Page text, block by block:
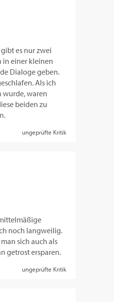
es nur zwei
in einer kleinen
Dialoge geben.
Als ich
wurde, waren
beiden zu
ungeprüfte Kritik
noch langweilig.
sich auch als
getrost ersparen.
ungeprüfte Kritik